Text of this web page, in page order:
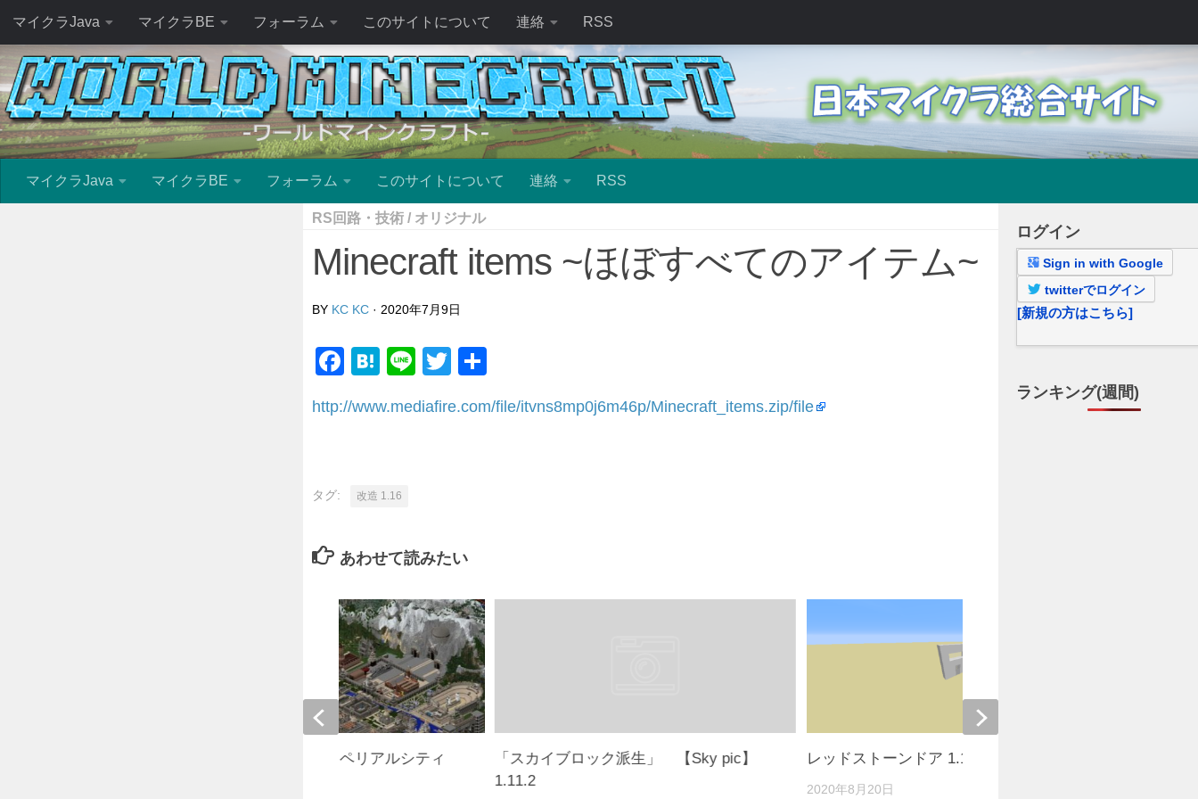
マイクラJava マイクラBE フォーラム このサイトについて 連絡 RSS
マイクラJava マイクラBE フォーラム このサイトについて 連絡 RSS
RS回路・技術 / オリジナル
Minecraft items ~ほぼすべてのアイテム~
BY KC KC · 2020年7月9日
Facebook
Hatena
LineTwitter
http://www.mediafire.com/file/itvns8mp0j6m46p/Minecraft_items.zip/file
タグ: 改造 1.16
あわせて読みたい
「スカイブロック派生」 【Sky pic】
1.11.2
レッドストーンドア 1.12.2
2020年8月20日
【78万DL突破！】インペリアルシティ
ログイン
Sign in with Google
twitterでログイン
[新規の方はこちら]
ランキング(週間)